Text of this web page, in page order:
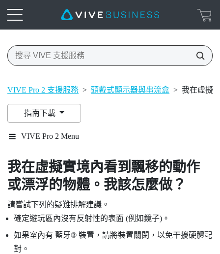
VIVE Pro 2 支援服務 > 頭戴式顯示器與串流盒 > 我在虛擬
指南下載
VIVE Pro 2 Menu
我在虛擬實境內看到飄移的動作
或漂浮的物體。我該怎麼做？
請嘗試下列的疑難排解建議。
確定遊玩區內沒有反射性的表面 (例如鏡子)。
如果室內有 藍牙®裝置，請將裝置關閉，以免干擾硬體配
對。